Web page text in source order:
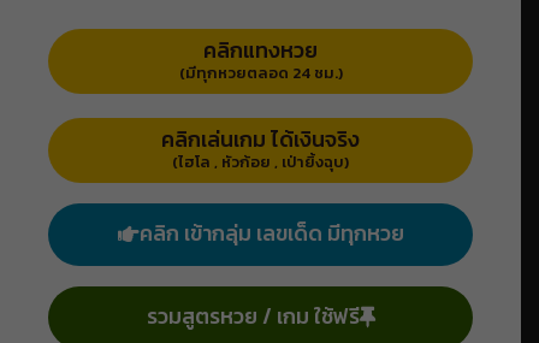
คลิกแทงหวย
(มีทุกหวยตลอด 24 ชม.)
คลิกเล่นเกม ได้เงินจริง
(ไฮโล , หัวก้อย , เป่ายิ้งฉุบ)
คลิก เข้ากลุ่ม เลขเด็ด มีทุกหวย
รวมสูตรหวย / เกม ใช้ฟรี